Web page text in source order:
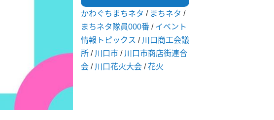
かわぐちまちネタ / まちネタ /
まちネタ隊員000番 / イベント
情報トピックス / 川口商工会議
所 / 川口市 / 川口市商店街連合
会 / 川口花火大会 /花火